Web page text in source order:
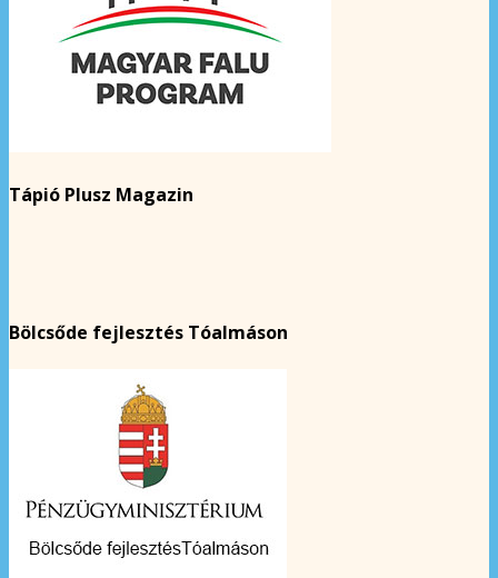
Tápió Plusz Magazin
Bölcsőde fejlesztés Tóalmáson